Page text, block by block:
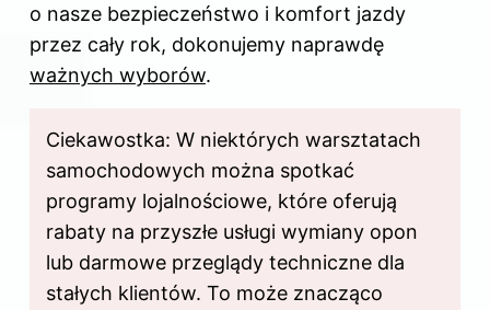
o nasze bezpieczeństwo i komfort jazdy
przez cały rok, dokonujemy naprawdę
ważnych wyborów.
Ciekawostka: W niektórych warsztatach
samochodowych można spotkać
programy lojalnościowe, które oferują
rabaty na przyszłe usługi wymiany opon
lub darmowe przeglądy techniczne dla
stałych klientów. To może znacząco